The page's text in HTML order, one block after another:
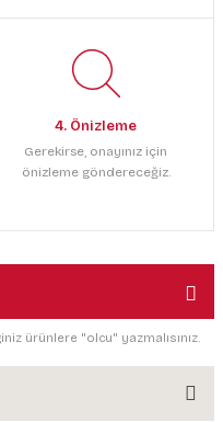
4. Önizleme
Gerekirse, onayınız için
önizleme göndereceğiz.
ürünlere "olcu" yazmalısınız.